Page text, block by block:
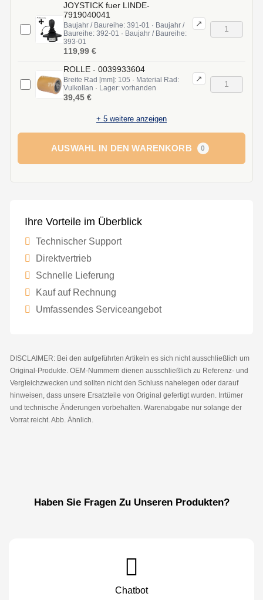
JOYSTICK fuer LINDE-
7919040041
Baujahr / Baureihe: 391-01 · Baujahr /
Baureihe: 392-01 · Baujahr / Baureihe:
393-01
↗
119,99 €
ROLLE - 0039933604
Breite Rad [mm]: 105 · Material Rad:
Vulkollan · Lager: vorhanden
↗
39,45 €
+ 5 weitere anzeigen
AUSWAHL IN DEN WARENKORB 0
Ihre Vorteile im Überblick
Technischer Support
Direktvertrieb
Schnelle Lieferung
Kauf auf Rechnung
Umfassendes Serviceangebot
DISCLAIMER: Bei den aufgeführten Artikeln es sich nicht ausschließlich um
Original-Produkte. OEM-Nummern dienen ausschließlich zu Referenz- und
Vergleichzwecken und sollten nicht den Schluss nahelegen oder darauf
hinweisen, dass unsere Ersatzteile von Original gefertigt wurden. Irrtümer
und technische Änderungen vorbehalten. Warenabgabe nur solange der
Vorrat reicht. Abb. Ähnlich.
Haben Sie Fragen Zu Unseren Produkten?
Chatbot